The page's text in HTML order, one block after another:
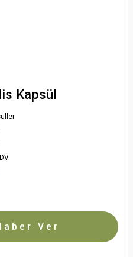
Kapsül
Ver